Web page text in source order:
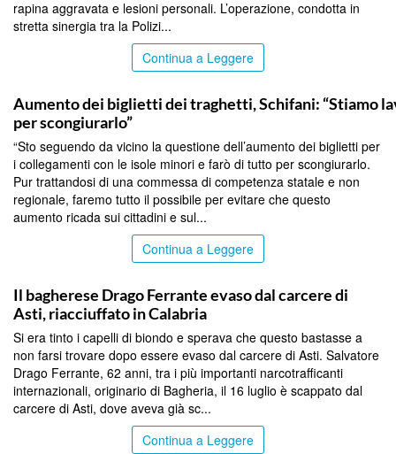
rapina aggravata e lesioni personali. L’operazione, condotta in
stretta sinergia tra la Polizi...
Continua a Leggere
Aumento dei biglietti dei traghetti, Schifani: “Stiamo
per scongiurarlo”
“Sto seguendo da vicino la questione dell’aumento dei biglietti per
i collegamenti con le isole minori e farò di tutto per scongiurarlo.
Pur trattandosi di una commessa di competenza statale e non
regionale, faremo tutto il possibile per evitare che questo
aumento ricada sui cittadini e sul...
Continua a Leggere
Il bagherese Drago Ferrante evaso dal carcere di
Asti, riacciuffato in Calabria
Si era tinto i capelli di biondo e sperava che questo bastasse a
non farsi trovare dopo essere evaso dal carcere di Asti. Salvatore
Drago Ferrante, 62 anni, tra i più importanti narcotrafficanti
internazionali, originario di Bagheria, il 16 luglio è scappato dal
carcere di Asti, dove aveva già sc...
Continua a Leggere